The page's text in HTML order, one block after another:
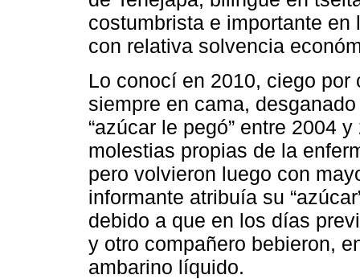
costumbrista e importante
con relativa solvencia
Lo conocí en 2010, ciego
siempre en cama,
“azúcar le pegó” entre 2004
molestias propias de la
pero volvieron luego con
informante atribuía su
debido a que en los días
y otro compañero bebieron,
ambarino líquido.